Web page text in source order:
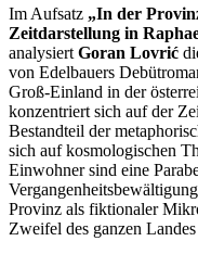
Im Aufsatz „In der
Zeitdarstellung in
analysiert Goran Lovrić
von Edelbauers
Groß-Einland in der
konzentriert sich auf der
Bestandteil der
sich auf kosmologischen
Einwohner sind eine
Provinz als fiktionaler
Zweifel des ganzen